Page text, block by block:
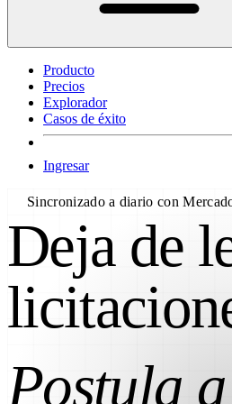
Producto
Precios
Explorador
Casos de éxito
Ingresar
Sincronizado a diario con
Deja de
Postula